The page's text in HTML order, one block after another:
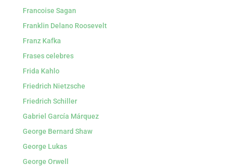
Francoise Sagan
Franklin Delano Roosevelt
Franz Kafka
Frases celebres
Frida Kahlo
Friedrich Nietzsche
Friedrich Schiller
Gabriel García Márquez
George Bernard Shaw
George Lukas
George Orwell